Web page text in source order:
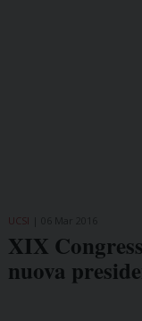
UCSI
XIX
nuova